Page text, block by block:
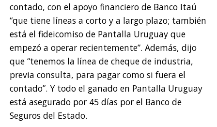
contado, con el apoyo financiero de Banco Itaú
“que tiene líneas a corto y a largo plazo; también
está el fideicomiso de Pantalla Uruguay que
empezó a operar recientemente”. Además, dijo
que “tenemos la línea de cheque de industria,
previa consulta, para pagar como si fuera el
contado”. Y todo el ganado en Pantalla Uruguay
está asegurado por 45 días por el Banco de
Seguros del Estado.